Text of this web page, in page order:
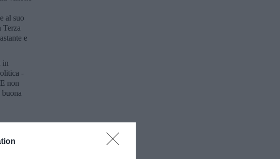
al suo
Terza
e
in
-
non